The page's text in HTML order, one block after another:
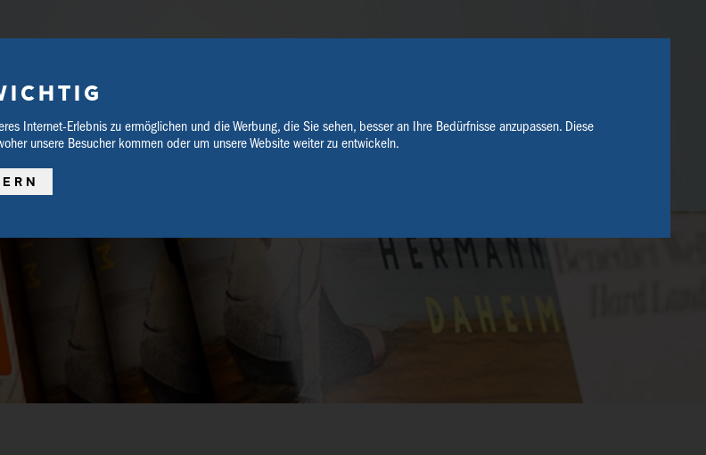
Internet-Erlebnis zu ermöglichen und die Werbung, die Sie sehen, besser an Ihre Bedürfnisse anzupassen. Diese
unsere Besucher kommen oder um unsere Website weiter zu entwickeln.